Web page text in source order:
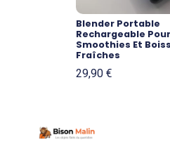
Blender Portable
Rechargeable Pour
Smoothies Et
Fraîches
29,90 €